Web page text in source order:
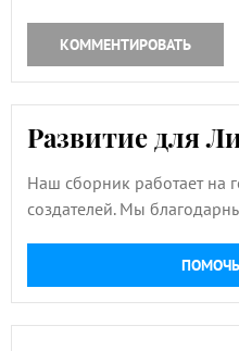
КОММЕНТИРОВАТЬ
Развитие для
Наш сборник работает на
создателей. Мы